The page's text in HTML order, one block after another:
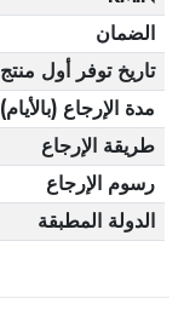
الضمان
تاريخ توفر أول منتج
مدة الإرجاع (بالأيام)
طريقة الإرجاع
رسوم الإرجاع
الدولة المطبقة